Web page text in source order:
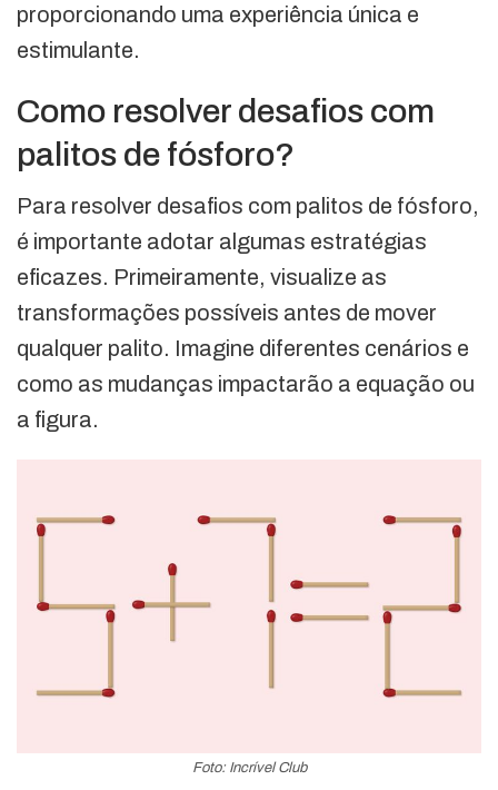
proporcionando uma experiência única e
estimulante.
Como resolver desafios com
palitos de fósforo?
Para resolver desafios com palitos de fósforo,
é importante adotar algumas estratégias
eficazes. Primeiramente, visualize as
transformações possíveis antes de mover
qualquer palito. Imagine diferentes cenários e
como as mudanças impactarão a equação ou
a figura.
Foto: Incrível Club